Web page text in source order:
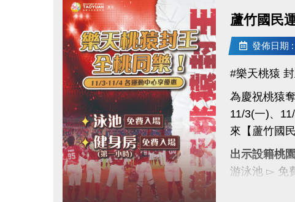
講師｜李啟
具接納與承
公益免費講
掃描 QR
蘆竹國民
發佈日期
#樂天桃猿
為慶祝桃猿
11/3(一)、
來【蘆竹國
出示設籍桃
游泳池 ▻ 免